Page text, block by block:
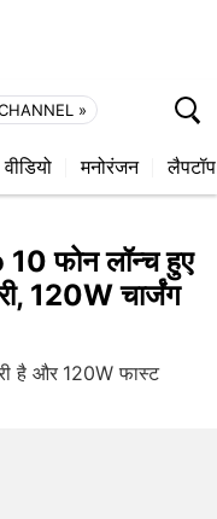
»
वीडियो मनोरंजन लैपटॉप
फोन लॉन्च हुए
120W चार्जंग
है और 120W फास्ट